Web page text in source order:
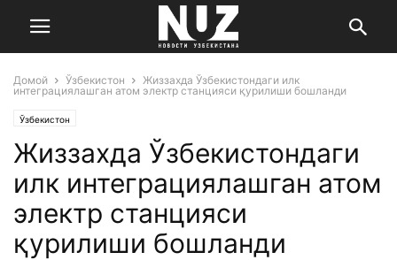
Домой Ўзбекистон
Жиззахда Ўзбекистондаги илк
интеграциялашган атом электр станцияси қурилиши бошланди
Ўзбекистон
Жиззахда Ўзбекистондаги
илк интеграциялашган атом
электр станцияси
қурилиши бошланди